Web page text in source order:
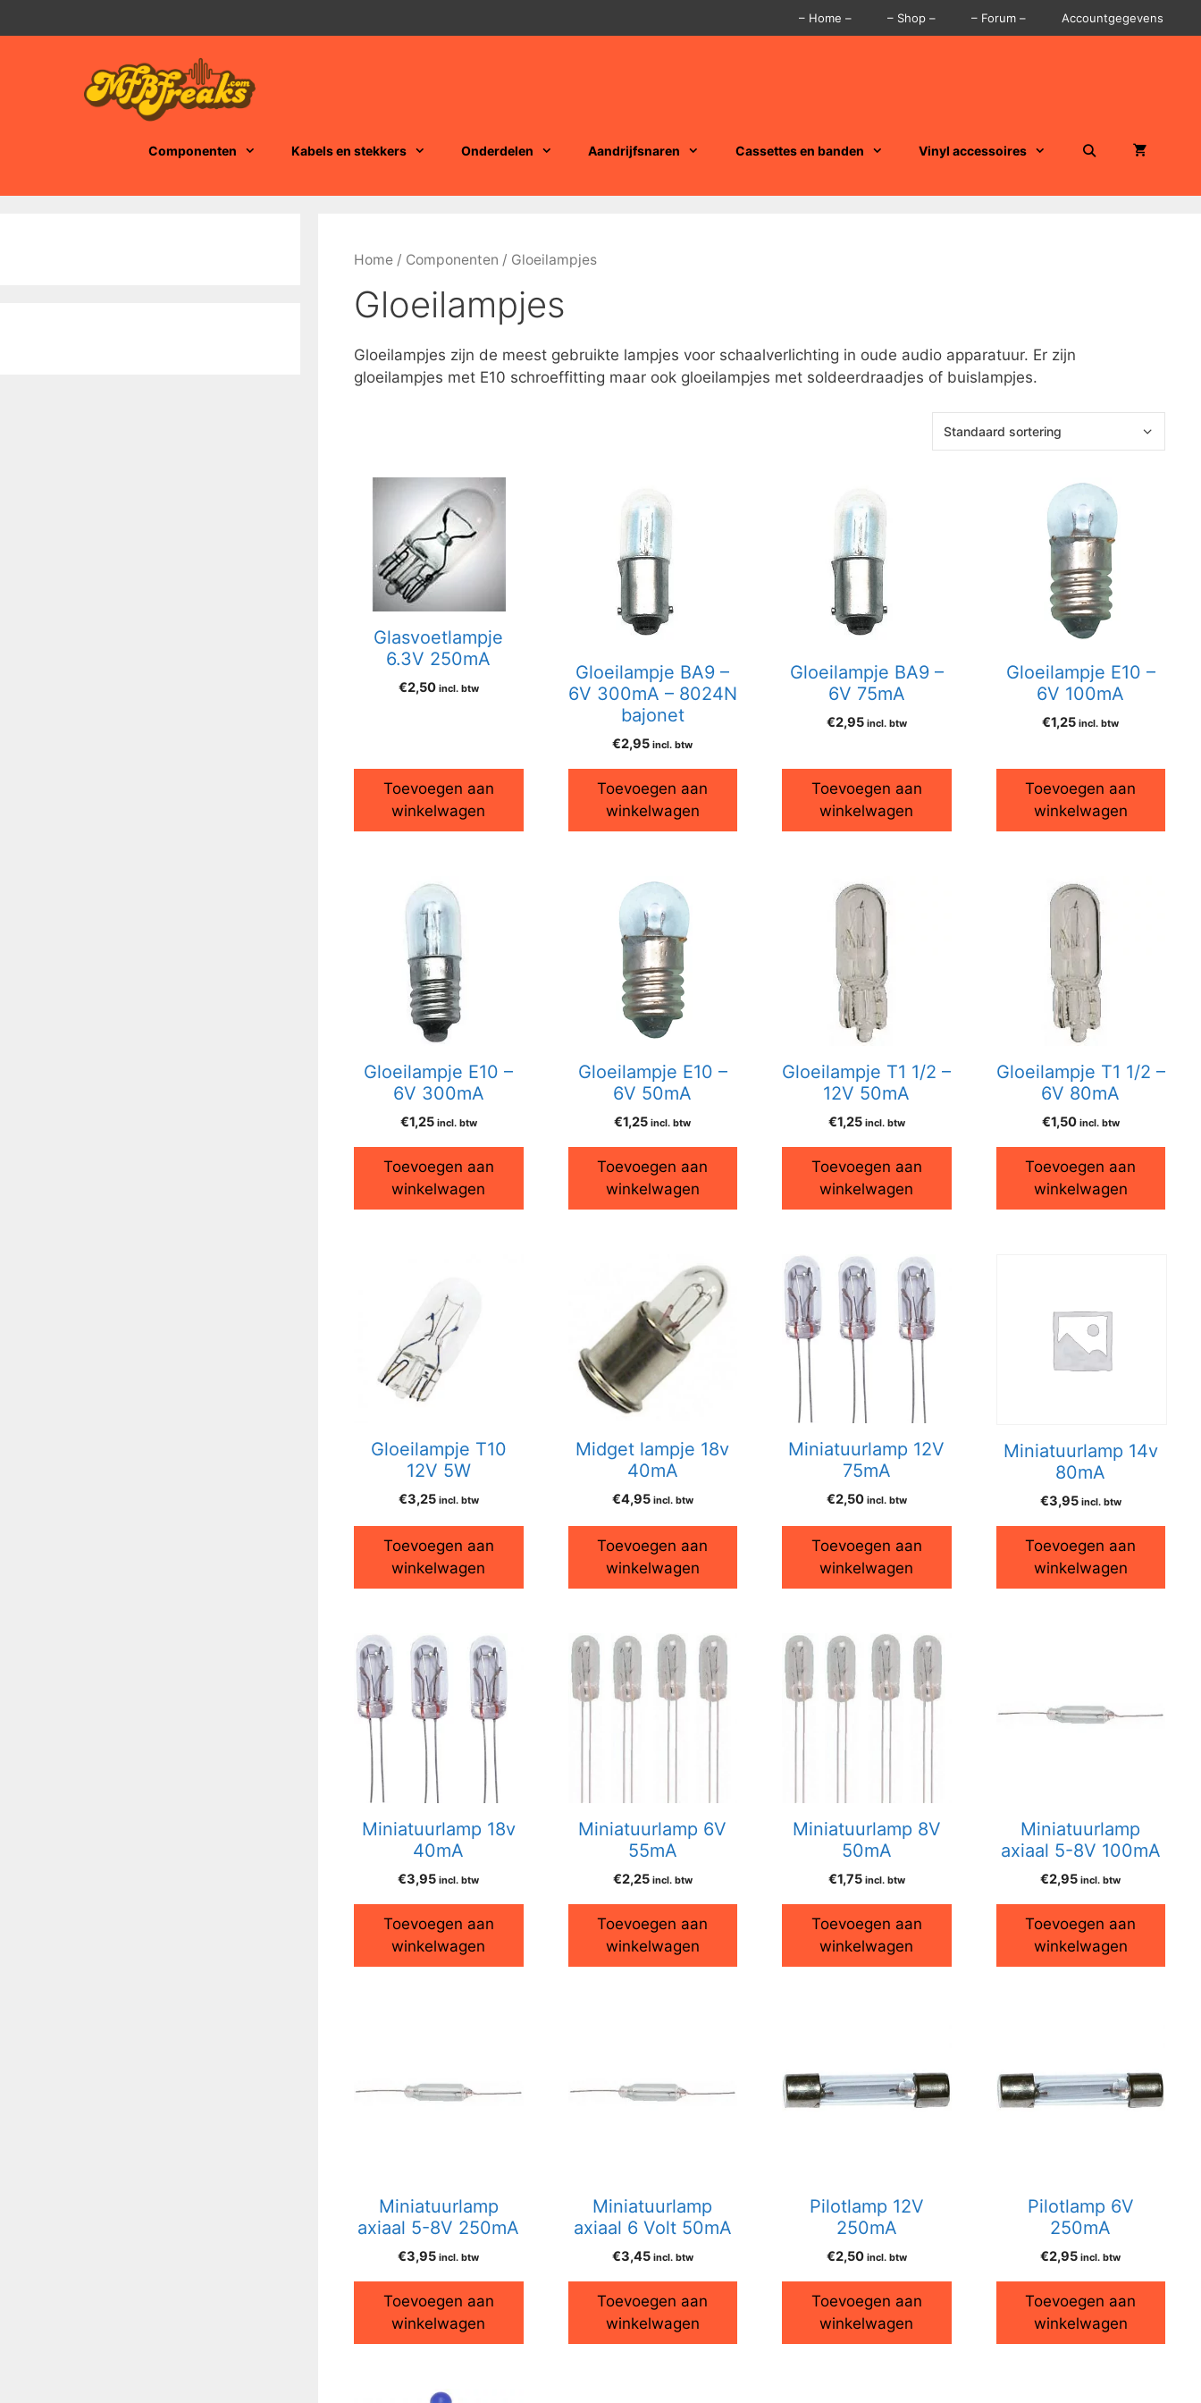
naar
– Home – – Shop – – Forum – Accountgegevens
Componenten Kabels en stekkers Onderdelen Aandrijfsnaren Cassettes en banden Vinyl accessoires
Home / Componenten / Gloeilampjes
Gloeilampjes
Gloeilampjes zijn de meest gebruikte lampjes voor schaalverlichting in oude audio apparatuur. Er zijn
gloeilampjes met E10 schroeffitting maar ook gloeilampjes met soldeerdraadjes of buislampjes.
Glasvoetlampje
6.3V 250mA
€2,50 incl. btw
Toevoegen aan
winkelwagen
Gloeilampje BA9 –
6V 300mA – 8024N
bajonet
€2,95 incl. btw
Toevoegen aan
winkelwagen
Gloeilampje BA9 –
6V 75mA
€2,95 incl. btw
Toevoegen aan
winkelwagen
Gloeilampje E10 –
6V 100mA
€1,25 incl. btw
Toevoegen aan
winkelwagen
Gloeilampje E10 –
6V 300mA
€1,25 incl. btw
Toevoegen aan
winkelwagen
Gloeilampje E10 –
6V 50mA
€1,25 incl. btw
Toevoegen aan
winkelwagen
Gloeilampje T1 1/2 –
12V 50mA
€1,25 incl. btw
Toevoegen aan
winkelwagen
Gloeilampje T1 1/2 –
6V 80mA
€1,50 incl. btw
Toevoegen aan
winkelwagen
Gloeilampje T10
12V 5W
€3,25 incl. btw
Toevoegen aan
winkelwagen
Midget lampje 18v
40mA
€4,95 incl. btw
Toevoegen aan
winkelwagen
Miniatuurlamp 12V
75mA
€2,50 incl. btw
Toevoegen aan
winkelwagen
Miniatuurlamp 14v
80mA
€3,95 incl. btw
Toevoegen aan
winkelwagen
Miniatuurlamp 18v
40mA
€3,95 incl. btw
Toevoegen aan
winkelwagen
Miniatuurlamp 6V
55mA
€2,25 incl. btw
Toevoegen aan
winkelwagen
Miniatuurlamp 8V
50mA
€1,75 incl. btw
Toevoegen aan
winkelwagen
Miniatuurlamp
axiaal 5-8V 100mA
€2,95 incl. btw
Toevoegen aan
winkelwagen
Miniatuurlamp
axiaal 5-8V 250mA
€3,95 incl. btw
Toevoegen aan
winkelwagen
Miniatuurlamp
axiaal 6 Volt 50mA
€3,45 incl. btw
Toevoegen aan
winkelwagen
Pilotlamp 12V
250mA
€2,50 incl. btw
Toevoegen aan
winkelwagen
Pilotlamp 6V
250mA
€2,95 incl. btw
Toevoegen aan
winkelwagen